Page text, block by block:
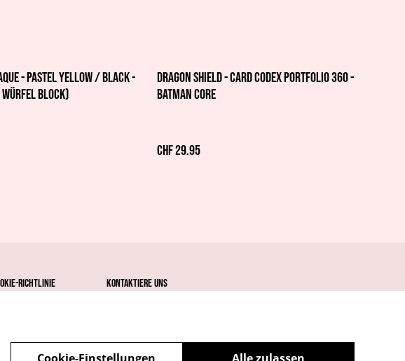
- Pastel Yellow / black -
Würfel Block)
Dragon Shield - Card Codex Portfolio 360 -
Batman Core
CHF 29.95
Richtlinie Kontaktiere uns
Alle zulassen
Cookie-Einstellungen